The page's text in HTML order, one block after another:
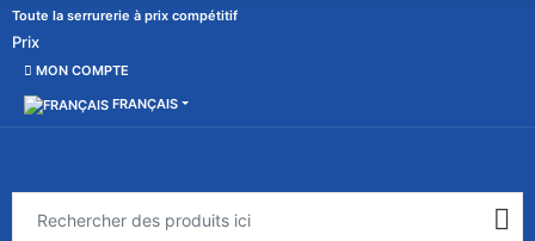
Toute la serrurerie à prix compétitif
Prix
MON COMPTE
FRANÇAIS